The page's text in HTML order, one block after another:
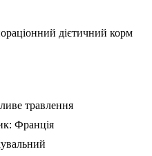
дієтичний корм
травлення
Франція